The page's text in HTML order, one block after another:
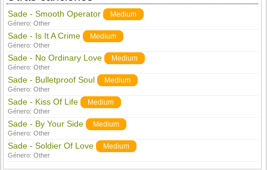
Sade - Smooth Operator Medium
Género:Other
Sade - Is It A Crime Medium
Género:Other
Sade - No Ordinary Love Medium
Género:Other
Sade - Bulletproof Soul Medium
Género:Other
Sade - Kiss Of Life Medium
Género:Other
Sade - By Your Side Medium
Género:Other
Sade - Soldier Of Love Medium
Género:Other